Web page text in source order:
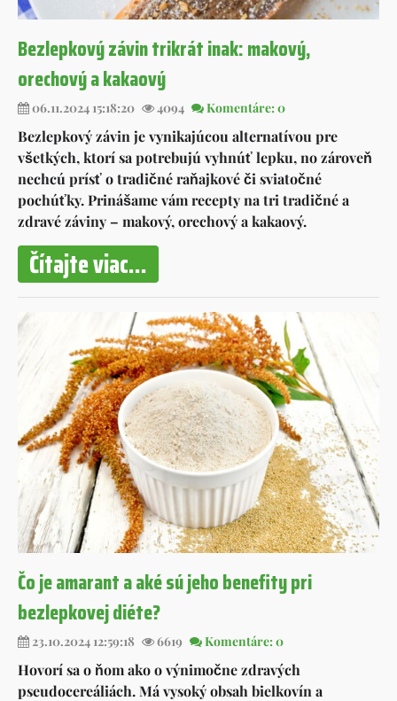
Bezlepkový závin trikrát inak: makový,
orechový a kakaový
06.11.2024 15:18:20 4094 Komentáre: 0
Bezlepkový závin je vynikajúcou alternatívou pre
všetkých, ktorí sa potrebujú vyhnúť lepku, no zároveň
nechcú prísť o tradičné raňajkové či sviatočné
pochúťky. Prinášame vám recepty na tri tradičné a
zdravé záviny – makový, orechový a kakaový.
Čítajte viac...
Čo je amarant a aké sú jeho benefity pri
bezlepkovej diéte?
23.10.2024 12:59:18 6619 Komentáre: 0
Hovorí sa o ňom ako o výnimočne zdravých
pseudocereáliách. Má vysoký obsah bielkovín a